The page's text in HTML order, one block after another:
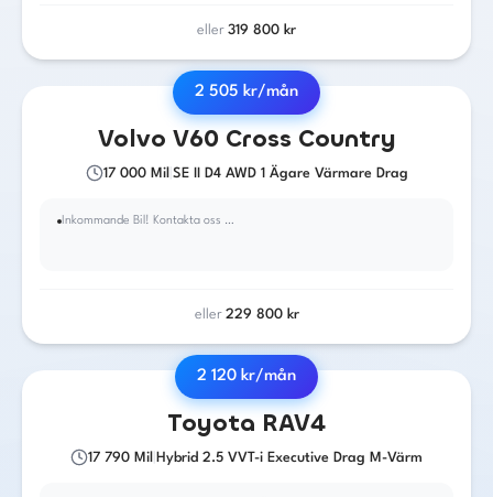
eller 319 800 kr
2 505 kr/mån
Volvo V60 Cross Country
17 000Mil SE II D4 AWD 1 Ägare Värmare Drag
Inkommande Bil! Kontakta oss för mer info!,
eller 229 800kr
2016
2 120 kr/mån
Toyota RAV4
17 790 Mil Hybrid 2.5 VVT-i Executive Drag M-Värm